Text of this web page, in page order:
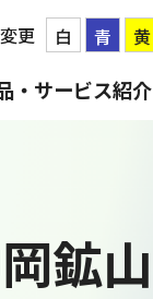
更 白 青 黄
・サービス紹介
鉱山